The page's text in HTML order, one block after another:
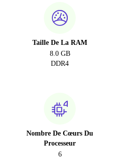
Taille De La RAM
8.0 GB
DDR4
Nombre De Cœurs Du
Processeur
6